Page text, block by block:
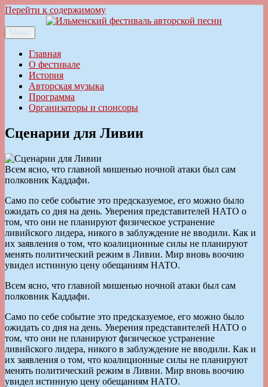
Перейти к содержимому
Ильменский фестиваль авторской песни
Меню
Главная
О фестивале
История
Авторская музыка
Программа
Организаторы и спонсоры
Сценарии для Ливии
Всем ясно, что главной мишенью ночной атаки был сам
полковник Каддафи.
Само по себе событие это предсказуемое, его можно было
ожидать со дня на день. Уверения представителей НАТО о
том, что они не планируют физическое устранение
ливийского лидера, никого в заблуждение не вводили. Как и
их заявления о том, что коалиционные силы не планируют
менять политический режим в Ливии. Мир вновь воочию
увидел истинную цену обещаниям НАТО.
Всем ясно, что главной мишенью ночной атаки был сам
полковник Каддафи.
Само по себе событие это предсказуемое, его можно было
ожидать со дня на день. Уверения представителей НАТО о
том, что они не планируют физическое устранение
ливийского лидера, никого в заблуждение не вводили. Как и
их заявления о том, что коалиционные силы не планируют
менять политический режим в Ливии. Мир вновь воочию
увидел истинную цену обещаниям НАТО.